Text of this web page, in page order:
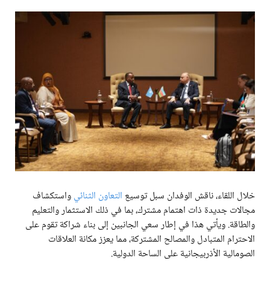
خلال اللقاء، ناقش الوفدان سبل توسيع التعاون الثنائيواستكشاف
مجالات جديدة ذات اهتمام مشترك، بما في ذلك الاستثمار والتعليم
والطاقة. ويأتي هذا في إطار سعي الجانبين إلى بناء شراكة تقوم على
الاحترام المتبادل والمصالح المشتركة، مما يعزز مكانة العلاقات
الصومالية الأذربيجانية على الساحة الدولية.